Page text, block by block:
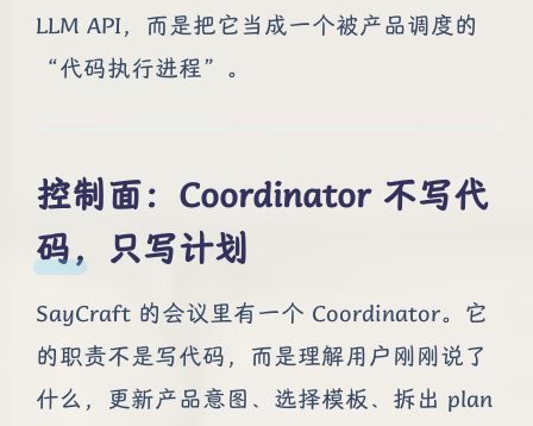
LLM API，而是把它当成一个被产品调度的
“代码执行进程”。
控制面：Coordinator 不写代
码，只写计划
SayCraft 的会议里有一个 Coordinator。它
的职责不是写代码，而是理解用户刚刚说了
什么，更新产品意图、选择模板、拆出 plan